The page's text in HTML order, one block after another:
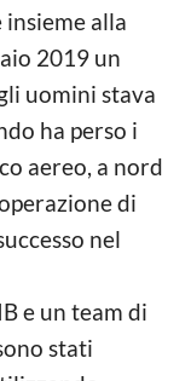
alla
2019 un
uomini stava
ha perso i
aereo, a nord
di
nel
e un team di
stati